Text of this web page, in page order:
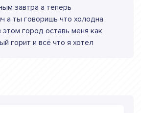
завтра а теперь
а ты говоришь что холодна
город оставь меня как
горит и всё что я хотел